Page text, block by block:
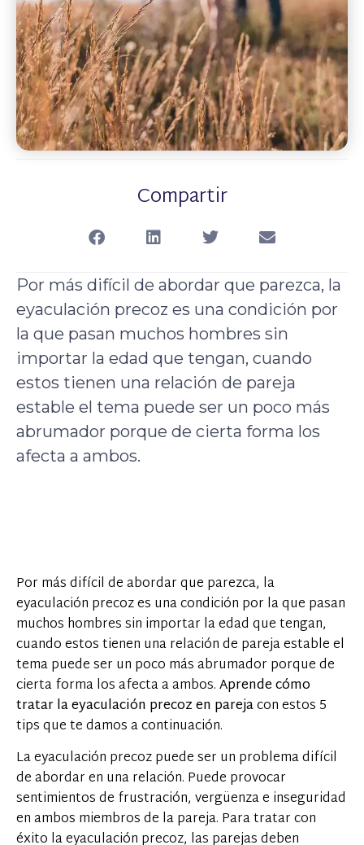
Compartir
Por más difícil de abordar que parezca, la
eyaculación precoz es una condición por
la que pasan muchos hombres sin
importar la edad que tengan, cuando
estos tienen una relación de pareja
estable el tema puede ser un poco más
abrumador porque de cierta forma los
afecta a ambos.
Por más difícil de abordar que parezca, la
eyaculación precoz es una condición por la que pasan
muchos hombres sin importar la edad que tengan,
cuando estos tienen una relación de pareja estable el
tema puede ser un poco más abrumador porque de
cierta forma los afecta a ambos.Aprende cómo
tratar la eyaculación precoz en parejacon estos 5
tips que te damos a continuación.
La eyaculación precoz puede ser un problema difícil
de abordar en una relación. Puede provocar
sentimientos de frustración, vergüenza e inseguridad
en ambos miembros de la pareja. Para tratar con
éxito la eyaculación precoz, las parejas deben